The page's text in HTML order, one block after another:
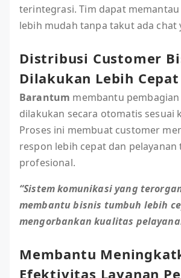
terintegrasi. Tim dapat
lebih mudah tanpa takut ada chat
Distribusi Customer
Dilakukan Lebih Cepat
Barantum membantu
dilakukan secara otomatis sesuai
Proses ini membuat customer
respon lebih cepat dan pelayanan
profesional.
“Sistem komunikasi yang
membantu bisnis tumbuh lebih
mengorbankan kualitas
Membantu
Efektivitas Layanan